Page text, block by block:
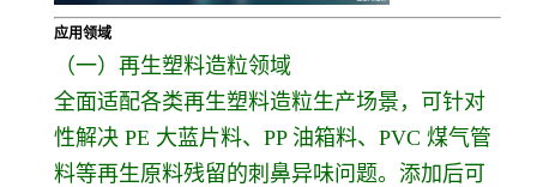
应用领域
（一）再生塑料造粒领域
全面适配各类再生塑料造粒生产场景，可针对
性解决 PE 大蓝片料、PP 油箱料、PVC 煤气管
料等再生原料残留的刺鼻异味问题。添加后可